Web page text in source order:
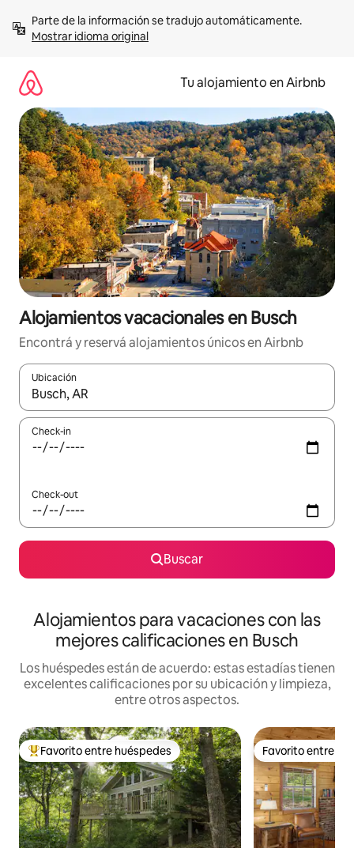
contenidoMostrar idioma original
Tu alojamiento en Airbnb
Alojamientos vacacionales en Busch
Encontrá y reservá alojamientos únicos en Airbnb
Ubicación
Cuando los resultados estén disponibles, navegá con las
Check-in
Check-out
Buscar
Alojamientos para vacaciones con las
mejores calificaciones en Busch
Los huéspedes están de acuerdo: estas estadías tienen
excelentes calificaciones por su ubicación y limpieza,
entre otros aspectos.
Favorito entre los huéspedes más destacados
Favorito entre huéspedes Favorito entre
Favorito entre